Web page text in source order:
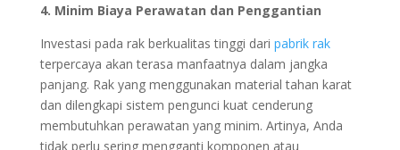
4. Minim Biaya Perawatan dan Penggantian
Investasi pada rak berkualitas tinggi dari pabrik rak
terpercaya akan terasa manfaatnya dalam jangka
panjang. Rak yang menggunakan material tahan karat
dan dilengkapi sistem pengunci kuat cenderung
membutuhkan perawatan yang minim. Artinya, Anda
tidak perlu sering mengganti komponen atau